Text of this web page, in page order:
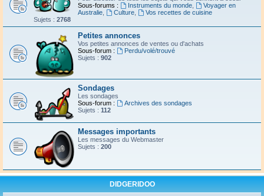
Sous-forums :
Instruments du monde,
Voyager en
Australie
Culture,
Vos recettes de cuisine
Sujets : 2768
Petites annonces
Vos petites annonces de ventes ou d'achats
Sous-forum :
Perdu/volé/trouvé
Sujets : 902
Sondages
Les sondages
Sous-forum :
Archives des sondages
Sujets : 112
Messages importants
Les messages du Webmaster
Sujets : 200
DIDGERIDOO